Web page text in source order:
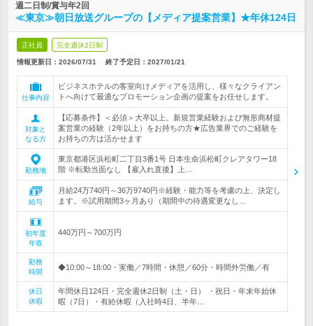
週二日制/賞与年2回
≪東京≫朝日放送グループの【メディア提案営業】★年休124日
正社員 完全週休2日制
情報更新日：2026/07/31 終了予定日： 2027/01/21
仕事内容
ビジネスホテルの客室向けメディアを活用し、様々なクライアン
トへ向けて最適なプロモーション企画の提案をお任せします。
対象と
なる方
【応募条件】＜必須＞大卒以上。新規営業経験および無形商材提
案営業の経験（2年以上）をお持ちの方★広告業界でのご経験を
お持ちの方は活かせます
勤務地
東京都港区浜松町二丁目3番1号 日本生命浜松町クレアタワー18
階 ※転勤当面なし 【雇入れ直後】上…
給与
月給24万740円～36万9740円※経験・能力等を考慮の上、決定し
ます。※試用期間3ヶ月あり（期間中の待遇変更なし…
初年度
年収
440万円～700万円
勤務
時間
◆10:00～18:00・実働／7時間・休憩／60分・時間外労働／有
休日
休暇
年間休日124日・完全週休2日制（土・日） ・祝日・年末年始休
暇（7日）・有給休暇（入社時4日、半年…